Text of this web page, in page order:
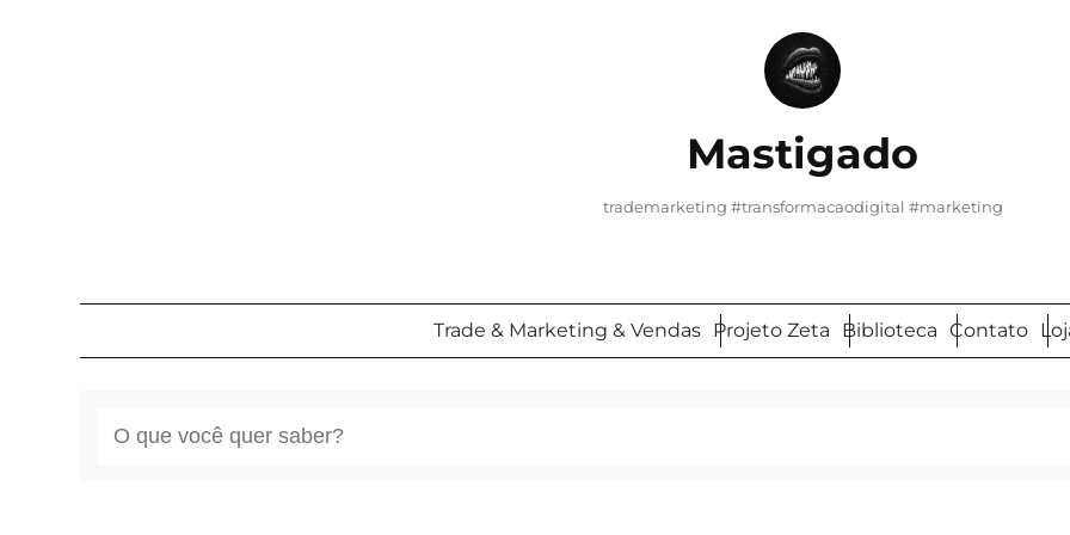
Mastigado
trademarketing #transformacaodigital #marketing
Trade & Marketing & Vendas Projeto Zeta Biblioteca Contato